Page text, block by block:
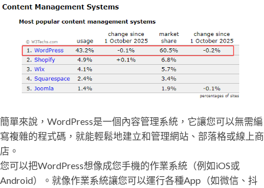
簡單來說，WordPress是一個內容管理系統，它讓您可以無需編
寫複雜的程式碼，就能輕鬆地建立和管理網站、部落格或線上商
店。
您可以把WordPress想像成您手機的作業系統（例如iOS或
Android）。就像作業系統讓您可以運行各種App（如微信、抖